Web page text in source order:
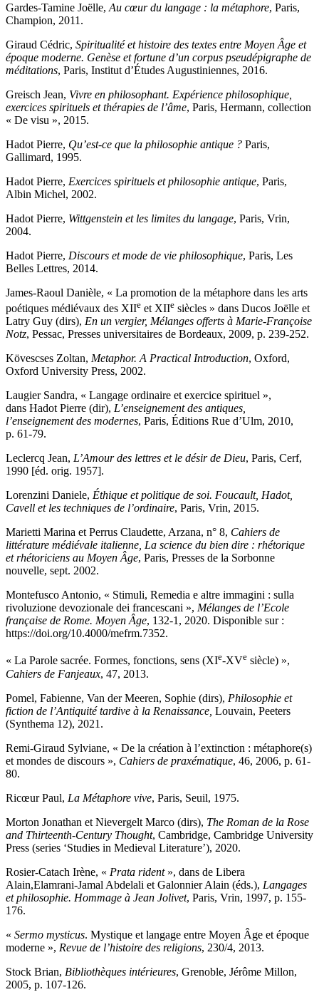
Gardes-Tamine Joëlle, Au cœur du langage : la métaphore, Paris,
Champion, 2011.
Giraud Cédric, Spiritualité et histoire des textes entre Moyen Âge et
époque moderne. Genèse et fortune d’un corpus pseudépigraphe de
méditations, Paris, Institut d’Études Augustiniennes, 2016.
Greisch Jean, Vivre en philosophant. Expérience philosophique,
exercices spirituels et thérapies de l’âme, Paris, Hermann, collection
« De visu », 2015.
Hadot Pierre, Qu’est-ce que la philosophie antique ? Paris,
Gallimard, 1995.
Hadot Pierre, Exercices spirituels et philosophie antique, Paris,
Albin Michel, 2002.
Hadot Pierre, Wittgenstein et les limites du langage, Paris, Vrin,
2004.
Hadot Pierre, Discours et mode de vie philosophique, Paris, Les
Belles Lettres, 2014.
James-Raoul Danièle, « La promotion de la métaphore dans les arts
poétiques médiévaux des XIIe et XIIe siècles » dans Ducos Joëlle et
Latry Guy (dirs), En un vergier, Mélanges offerts à Marie-Françoise
Notz, Pessac, Presses universitaires de Bordeaux, 2009, p. 239-252.
Kövescses Zoltan, Metaphor. A Practical Introduction, Oxford,
Oxford University Press, 2002.
LaugierSandra, « Langage ordinaire et exercice spirituel »,
dans Hadot Pierre (dir), L’enseignement des antiques,
l’enseignement des modernes, Paris, Éditions Rue d’Ulm, 2010,
p. 61-79.
Leclercq Jean, L’Amour des lettres et le désir de Dieu, Paris, Cerf,
1990 [éd. orig. 1957].
Lorenzini Daniele, Éthique et politique de soi. Foucault, Hadot,
Cavell et les techniques de l’ordinaire, Paris, Vrin, 2015.
Marietti Marina et Perrus Claudette, Arzana, n° 8, Cahiers de
littérature médiévale italienne, La science du bien dire : rhétorique
et rhétoriciens au Moyen Âge, Paris, Presses de la Sorbonne
nouvelle, sept. 2002.
Montefusco Antonio, « Stimuli, Remedia e altre immagini : sulla
rivoluzione devozionale dei francescani », Mélanges de l’Ecole
française de Rome. Moyen Âge, 132-1, 2020. Disponible sur :
https://doi.org/10.4000/mefrm.7352.
« La Parole sacrée. Formes, fonctions, sens (XIe-XVe siècle) »,
Cahiers de Fanjeaux, 47, 2013.
Pomel, Fabienne, Van der Meeren, Sophie (dirs), Philosophie et
fiction de l’Antiquité tardive à la Renaissance, Louvain, Peeters
(Synthema 12), 2021.
Remi-Giraud Sylviane, « De la création à l’extinction : métaphore(s)
et mondes de discours », Cahiers de praxématique, 46, 2006, p. 61-
80.
RicœurPaul, La Métaphore vive, Paris, Seuil, 1975.
Morton Jonathan et Nievergelt Marco (dirs), The Roman de la Rose
and Thirteenth-Century Thought, Cambridge, Cambridge University
Press (series ‘Studies in Medieval Literature’), 2020.
Rosier-Catach Irène, « Prata rident», dans de Libera
Alain,Elamrani-Jamal Abdelali et GalonnierAlain (éds.), Langages
et philosophie. Hommage à Jean Jolivet, Paris, Vrin, 1997, p. 155-
176.
« Sermo mysticus. Mystique et langage entre Moyen Âge et époque
moderne », Revue de l’histoire des religions, 230/4, 2013.
Stock Brian, Bibliothèques intérieures, Grenoble, Jérôme Millon,
2005, p. 107-126.